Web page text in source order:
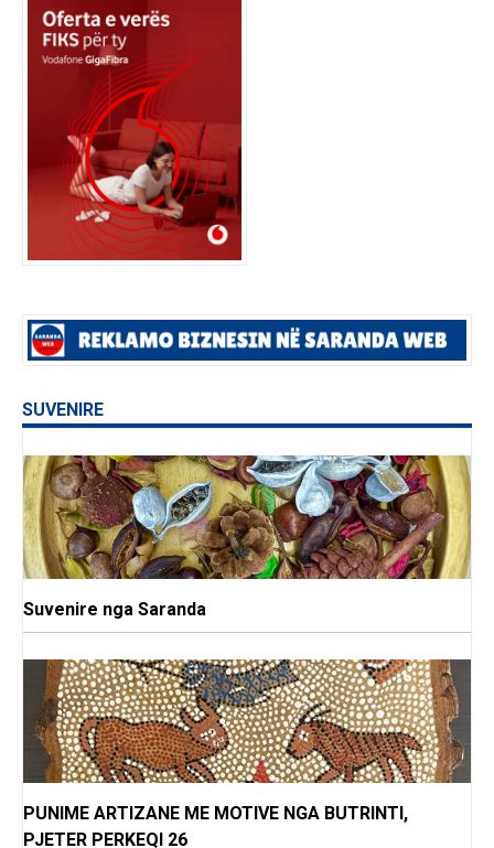
SUVENIRE
Suvenire nga Saranda
PUNIME ARTIZANE ME MOTIVE NGA BUTRINTI,
PJETER PERKEQI 26